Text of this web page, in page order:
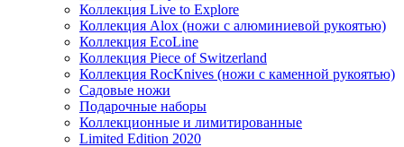
Коллекция Live to Explore
Коллекция Alox (ножи с алюминиевой рукоятью)
Коллекция EcoLine
Коллекция Piece of Switzerland
Коллекция RocKnives (ножи с каменной рукоятью)
Садовые ножи
Подарочные наборы
Коллекционные и лимитированные
Limited Edition 2020